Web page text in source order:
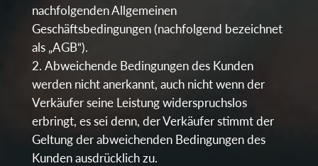
nachfolgenden Allgemeinen
Geschäftsbedingungen (nachfolgend bezeichnet
als „AGB“).
Abweichende Bedingungen des Kunden
werden nicht anerkannt, auch nicht wenn der
Verkäufer seine Leistung widerspruchslos
erbringt, es sei denn, der Verkäufer stimmt der
Geltung der abweichenden Bedingungen des
Kunden ausdrücklich zu.